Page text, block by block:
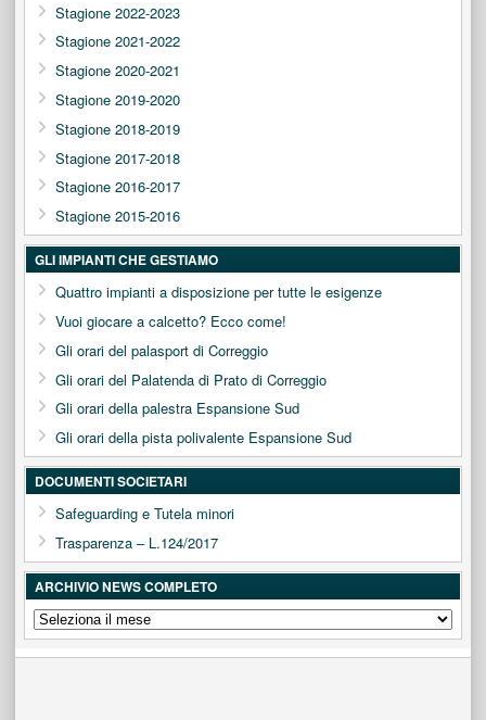
Stagione 2022-2023
Stagione 2021-2022
Stagione 2020-2021
Stagione 2019-2020
Stagione 2018-2019
Stagione 2017-2018
Stagione 2016-2017
Stagione 2015-2016
GLI IMPIANTI CHE GESTIAMO
Quattro impianti a disposizione per tutte le esigenze
Vuoi giocare a calcetto? Ecco come!
Gli orari del palasport di Correggio
Gli orari del Palatenda di Prato di Correggio
Gli orari della palestra Espansione Sud
Gli orari della pista polivalente Espansione Sud
DOCUMENTI SOCIETARI
Safeguarding e Tutela minori
Trasparenza – L.124/2017
ARCHIVIO NEWS COMPLETO
ARCHIVIO
NEWS
COMPLETO